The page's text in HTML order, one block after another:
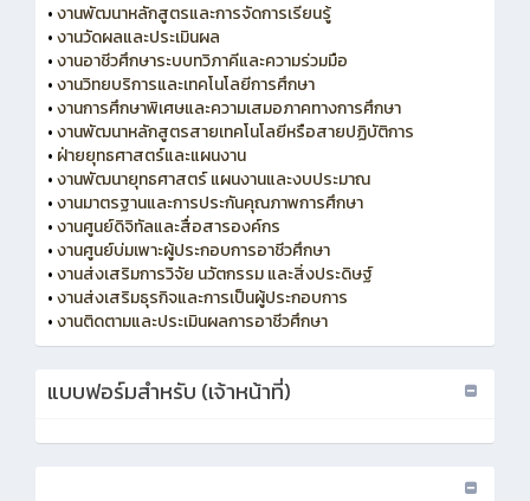
•งานพัฒนาหลักสูตรและการจัดการเรียนรู้
•งานวัดผลและประเมินผล
•งานอาชีวศึกษาระบบทวิภาคีและความร่วมมือ
•งานวิทยบริการและเทคโนโลยีการศึกษา
•งานการศึกษาพิเศษและความเสมอภาคทางการศึกษา
•งานพัฒนาหลักสูตรสายเทคโนโลยีหรือสายปฏิบัติการ
• ฝ่ายยุทธศาสตร์และแผนงาน
•งานพัฒนายุทธศาสตร์ แผนงานและงบประมาณ
•งานมาตรฐานและการประกันคุณภาพการศึกษา
•งานศูนย์ดิจิทัลและสื่อสารองค์กร
•งานศูนย์บ่มเพาะผู้ประกอบการอาชีวศึกษา
•งานส่งเสริมการวิจัย นวัตกรรม และสิ่งประดิษฐ์
•งานส่งเสริมธุรกิจและการเป็นผู้ประกอบการ
•งานติดตามและประเมินผลการอาชีวศึกษา
แบบฟอร์มสำหรับ (เจ้าหน้าที่)